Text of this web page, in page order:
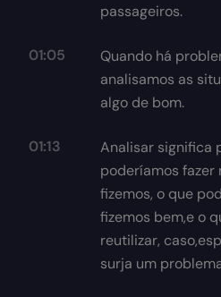
passageiros.
01:05
Quando há
analisamos as
algo de bom.
01:13
Analisar significa
poderíamos fazer
fizemos, o que
fizemos bem,e o
reutilizar,
surja um